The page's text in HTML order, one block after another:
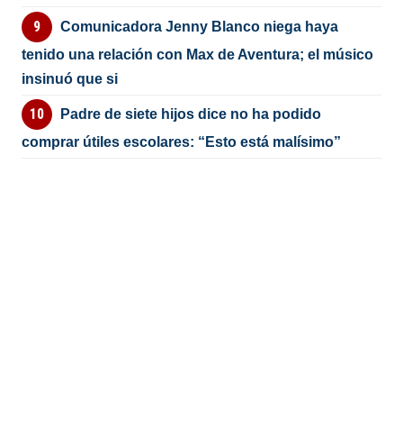
Comunicadora Jenny Blanco niega haya
tenido una relación con Max de Aventura; el músico
insinuó que si
Padre de siete hijos dice no ha podido
comprar útiles escolares: “Esto está malísimo”